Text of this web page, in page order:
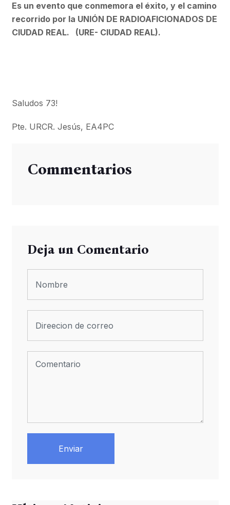
Es un evento que conmemora el éxito, y el camino
recorrido por la UNIÓN DE RADIOAFICIONADOS DE
CIUDAD REAL. (URE- CIUDAD REAL).
Saludos 73!
Pte. URCR. Jesús, EA4PC
Commentarios
Deja un Comentario
Enviar